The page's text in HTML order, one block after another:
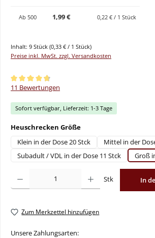
Ab 500 1,99 € 0,22 € / 1 Stück
Inhalt: 9 Stück (0,33 € / 1 Stück)
Preise inkl. MwSt. zzgl. Versandkosten
Durchschnittliche Bewertung von 4.82 von 5
11 Bewertungen
Sofort verfügbar, Lieferzeit: 1-3 Tage
Heuschrecken Größeauswählen
Klein in der Dose 20 Stck
Mittel in der
Subadult / VDL in der Dose 11 Stck
Groß
Stk In
Zum Merkzettel hinzufügen
Unsere Zahlungsarten: